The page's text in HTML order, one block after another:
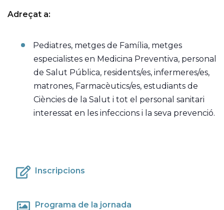
Adreçat a:
Pediatres, metges de Família, metges
especialistes en Medicina Preventiva, personal
de Salut Pública, residents/es, infermeres/es,
matrones, Farmacèutics/es, estudiants de
Ciències de la Salut i tot el personal sanitari
interessat en les infeccions i la seva prevenció.
Inscripcions
Programa de la jornada